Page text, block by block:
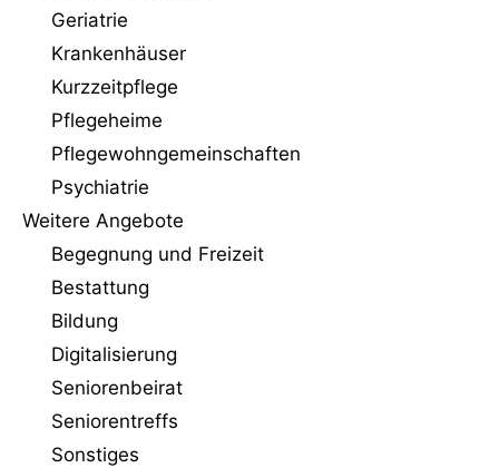
Geriatrie
Krankenhäuser
Kurzzeitpflege
Pflegeheime
Pflegewohngemeinschaften
Psychiatrie
Weitere Angebote
Begegnung und Freizeit
Bestattung
Bildung
Digitalisierung
Seniorenbeirat
Seniorentreffs
Sonstiges